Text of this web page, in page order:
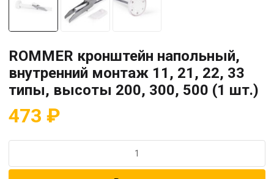
ROMMER кронштейн напольный,
внутренний монтаж 11, 21, 22, 33
типы, высоты 200, 300, 500 (1 шт.)
473 ₽
ROMMER